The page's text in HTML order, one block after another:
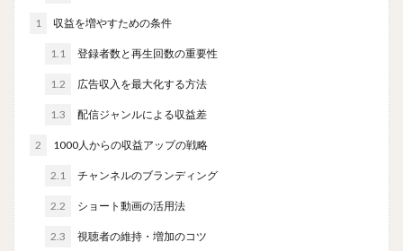
1 収益を増やすための条件
1.1 登録者数と再生回数の重要性
1.2 広告収入を最大化する方法
1.3 配信ジャンルによる収益差
2 1000人からの収益アップの戦略
2.1 チャンネルのブランディング
2.2 ショート動画の活用法
2.3 視聴者の維持・増加のコツ